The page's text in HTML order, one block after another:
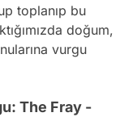
toplanıp bu
doğum,
vurgu
The Fray -